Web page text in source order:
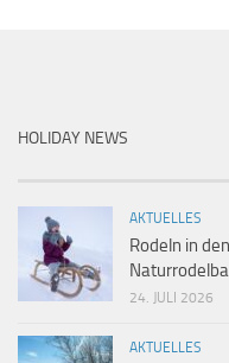
HOLIDAY NEWS
AKTUELLES
Rodeln in
24. JULI 2026
AKTUELLES